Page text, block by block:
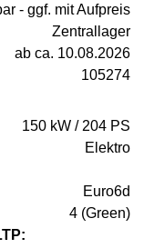
- ggf. mit Aufpreis
Zentrallager
ab ca. 10.08.2026
105274
150 kW / 204 PS
Elektro
Euro6d
4 (Green)